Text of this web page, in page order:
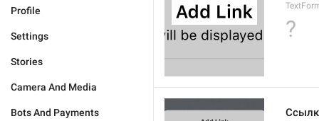
Profile
Settings
Stories
Camera And Media
Bots And Payments
?